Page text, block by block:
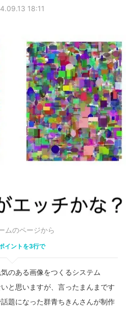
18:11
ムのページから
イントを3行で
のある画像をつくるシステム
と思いますが、言ったまんまです
題になった群青ちきんさんが制作